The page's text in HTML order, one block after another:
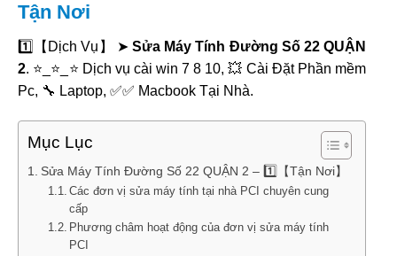
Tận Nơi
1️⃣【Dịch Vụ】 ➤Sửa Máy Tính Đường Số 22 QUẬN
2. ⭐_⭐_⭐ Dịch vụ cài win 7 8 10, 💥 Cài Đặt Phần mềm
Pc, 🔧 Laptop, ✅✅ Macbook Tại Nhà.
Mục Lục
Sửa Máy Tính Đường Số 22 QUẬN 2 – 1️⃣【Tận Nơi】
Các đơn vị sửa máy tính tại nhà PCI chuyên cung
cấp
Phương châm hoạt động của đơn vị sửa máy tính
PCI